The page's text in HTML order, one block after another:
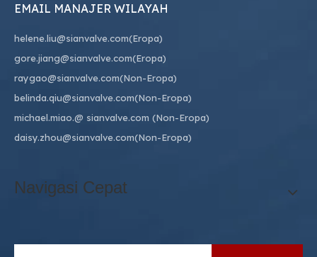
EMAIL MANAJER WILAYAH
helene.liu@sianvalve.com(Eropa)
gore.jiang@sianvalve.com(Eropa)
raygao@sianvalve.com(Non-Eropa)
belinda.qiu@sianvalve.com(Non-Eropa)
michael.miao.@ sianvalve.com (Non-Eropa)
daisy.zhou@sianvalve.com(Non-Eropa)
Navigasi Cepat